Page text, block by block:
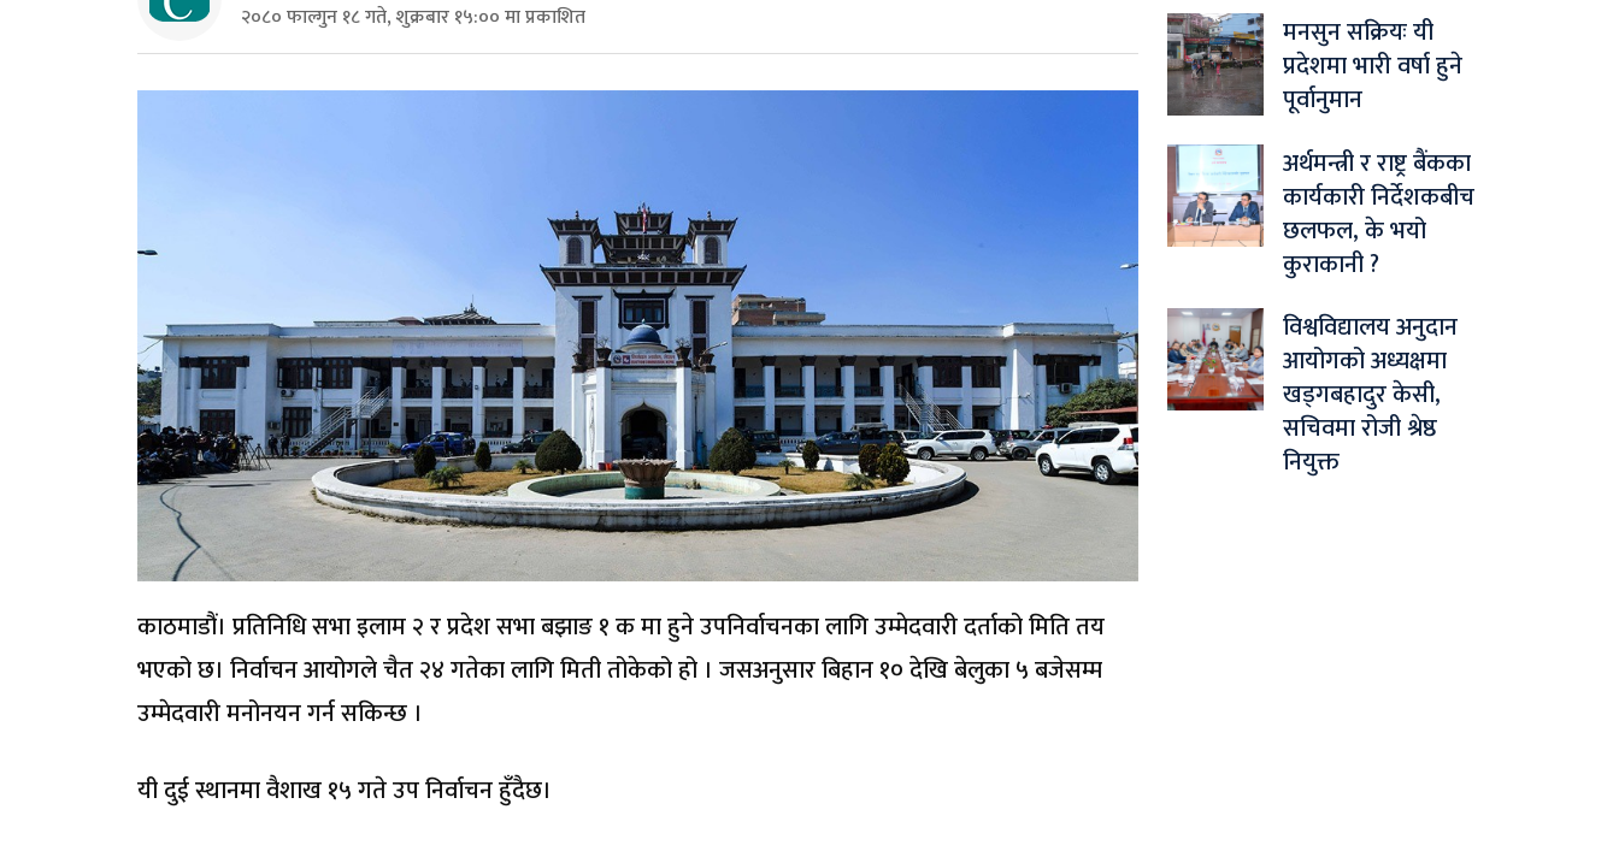
२०८० फाल्गुन १८ गते, शुक्रबार १५:०० मा प्रकाशित
काठमाडौं। प्रतिनिधि सभा इलाम २ र प्रदेश सभा बझाङ १ क मा हुने उपनिर्वाचनका लागि उम्मेदवारी दर्ताको मिति तय
भएको छ। निर्वाचन आयोगले चैत २४ गतेका लागि मिती तोकेको हो । जसअनुसार बिहान १० देखि बेलुका ५ बजेसम्म
उम्मेदवारी मनोनयन गर्न सकिन्छ ।
यी दुई स्थानमा वैशाख १५ गते उप निर्वाचन हुँदैछ।
मनसुन सक्रियः यी
प्रदेशमा भारी वर्षा हुने
पूर्वानुमान
अर्थमन्त्री र राष्ट्र बैंकका
कार्यकारी निर्देशकबीच
छलफल, के भयो
कुराकानी ?
विश्वविद्यालय अनुदान
आयोगको अध्यक्षमा
खड्गबहादुर केसी,
सचिवमा रोजी श्रेष्ठ
नियुक्त